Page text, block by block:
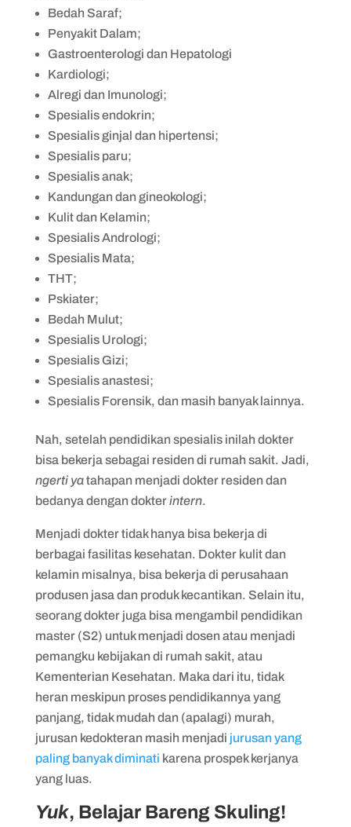
Bedah Saraf;
Penyakit Dalam;
Gastroenterologi dan Hepatologi
Kardiologi;
Alregi dan Imunologi;
Spesialis endokrin;
Spesialis ginjal dan hipertensi;
Spesialis paru;
Spesialis anak;
Kandungan dan gineokologi;
Kulit dan Kelamin;
Spesialis Andrologi;
Spesialis Mata;
THT;
Pskiater;
Bedah Mulut;
Spesialis Urologi;
Spesialis Gizi;
Spesialis anastesi;
Spesialis Forensik, dan masih banyak lainnya.
Nah, setelah pendidikan spesialis inilah dokter
bisa bekerja sebagai residen di rumah sakit. Jadi,
ngerti yatahapan menjadi dokter residen dan
bedanya dengan dokterintern.
Menjadi dokter tidak hanya bisa bekerja di
berbagai fasilitas kesehatan. Dokter kulit dan
kelamin misalnya, bisa bekerja di perusahaan
produsen jasa dan produk kecantikan. Selain itu,
seorang dokter juga bisa mengambil pendidikan
master (S2) untuk menjadi dosen atau menjadi
pemangku kebijakan di rumah sakit, atau
Kementerian Kesehatan. Maka dari itu, tidak
heran meskipun proses pendidikannya yang
panjang, tidak mudah dan (apalagi) murah,
jurusan kedokteran masih menjadi jurusan yang
paling banyak diminati karena prospek kerjanya
yang luas.
Yuk, Belajar Bareng Skuling!